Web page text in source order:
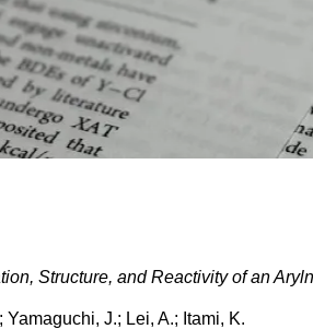
Structure, and Reactivity of an
Yamaguchi, J.; Lei, A.; Itami, K.